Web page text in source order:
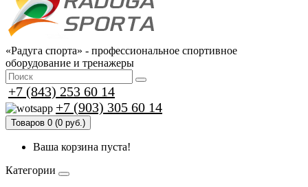
«Радуга спорта» - профессиональное спортивное
оборудование и тренажеры
+7 (843) 253 60 14
+7 (903) 305 60 14
Товаров 0 (0 руб.)
Ваша корзина пуста!
Категории